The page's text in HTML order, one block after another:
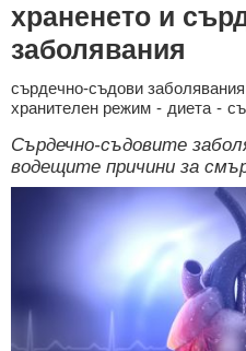
храненето и
заболявания
сърдечно-съдови заболявания
хранителен режим - диета -
Сърдечно-съдовите
водещите причини за